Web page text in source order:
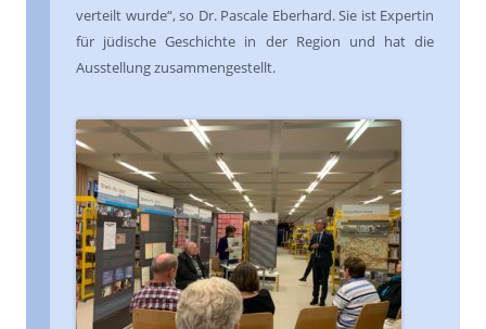
verteilt wurde“, so Dr. Pascale Eberhard. Sie ist Expertin
für jüdische Geschichte in der Region und hat die
Ausstellung zusammengestellt.